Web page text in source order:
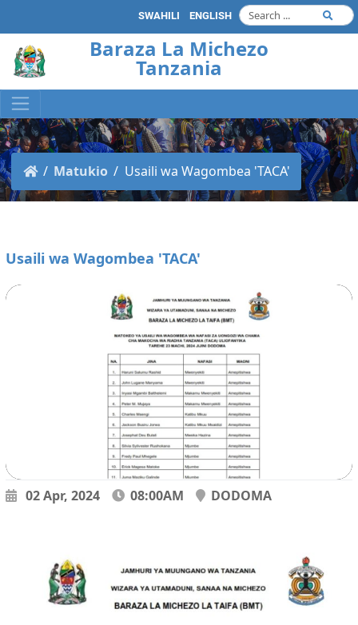
ENGLISH
SWAHILI
Baraza La Michezo
Tanzania
Matukio Usaili wa Wagombea 'TACA'
Usaili wa Wagombea 'TACA'
02 Apr, 2024 08:00AM DODOMA